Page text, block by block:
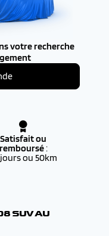
votre recherche
Satisfait ou
remboursé:
ou 50km
SUVAU